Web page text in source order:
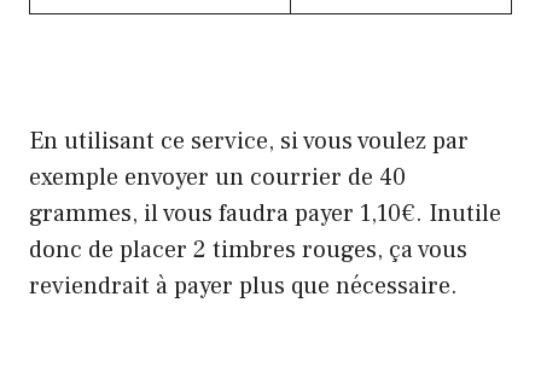
En utilisant ce service, si vous voulez par
exemple envoyer un courrier de 40
grammes, il vous faudra payer 1,10€. Inutile
donc de placer 2 timbres rouges, ça vous
reviendrait à payer plus que nécessaire.